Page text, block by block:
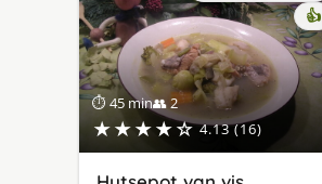
⏱ 45 min👥 2
★★★★☆ 4.13 (16)
👍